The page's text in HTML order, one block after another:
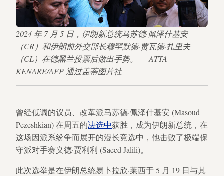
2024 年 7 月 5 日，伊朗新总统马苏德·佩泽什基安
（CR）和伊朗前外交部长穆罕默德·贾瓦德·扎里夫
（CL）在德黑兰投票后做出手势。 — ATTA
KENARE/AFP 通过盖蒂图片社
曾经低调的议员、改革派马苏德·佩泽什基安 (Masoud
Pezeshkian) 在周五的决选中获胜，成为伊朗新总统，在
这场因派系纷争而展开的漫长竞选中，他击败了极端保
守派对手赛义德·贾利利 (Saeed Jalili)。
此次选举是在伊朗总统易卜拉欣·莱西于 5 月 19 日与其